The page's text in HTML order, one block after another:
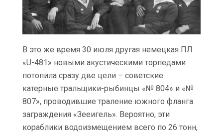
В это же время 30 июля другая немецкая ПЛ
«U-481» новыми акустическими торпедами
потопила сразу две цели – советские
катерные тральщики-рыбинцы «№ 804» и «№
807», проводившие траление южного фланга
заграждения «Зееигель». Вероятно, эти
кораблики водоизмещением всего по 26 тонн,